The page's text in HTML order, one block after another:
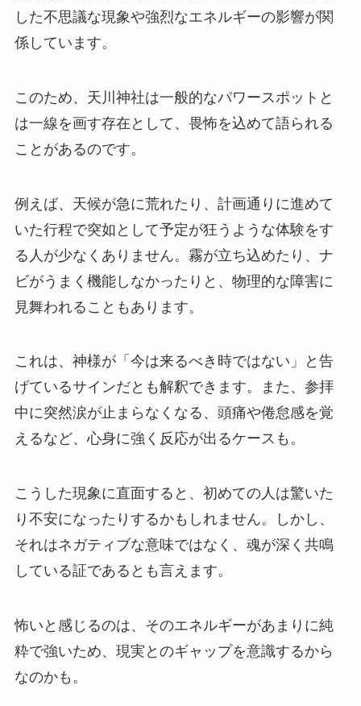
した不思議な現象や強烈なエネルギーの影響が関
係しています。
このため、天川神社は一般的なパワースポットと
は一線を画す存在として、畏怖を込めて語られる
ことがあるのです。
例えば、天候が急に荒れたり、計画通りに進めて
いた行程で突如として予定が狂うような体験をす
る人が少なくありません。霧が立ち込めたり、ナ
ビがうまく機能しなかったりと、物理的な障害に
見舞われることもあります。
これは、神様が「今は来るべき時ではない」と告
げているサインだとも解釈できます。また、参拝
中に突然涙が止まらなくなる、頭痛や倦怠感を覚
えるなど、心身に強く反応が出るケースも。
こうした現象に直面すると、初めての人は驚いた
り不安になったりするかもしれません。しかし、
それはネガティブな意味ではなく、魂が深く共鳴
している証であるとも言えます。
怖いと感じるのは、そのエネルギーがあまりに純
粋で強いため、現実とのギャップを意識するから
なのかも。